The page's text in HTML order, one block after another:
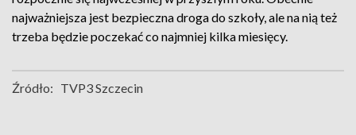
najważniejsza jest bezpieczna droga do szkoły, ale na nią też
trzeba będzie poczekać co najmniej kilka miesięcy.
Źródło: TVP3 Szczecin